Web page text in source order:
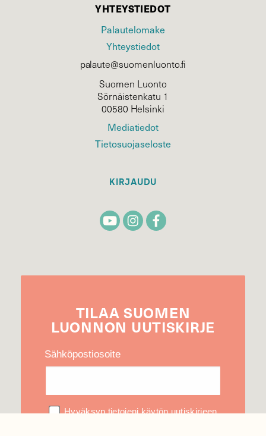
YHTEYSTIEDOT
Palautelomake
Yhteystiedot
palaute@suomenluonto.fi
Suomen Luonto
Sörnäistenkatu 1
00580 Helsinki
Mediatiedot
Tietosuojaseloste
KIRJAUDU
TILAA SUOMEN
LUONNON UUTIS­KIRJE
Sähköpostiosoite
Hyväksyn tietojeni käytön uutiskirjeen